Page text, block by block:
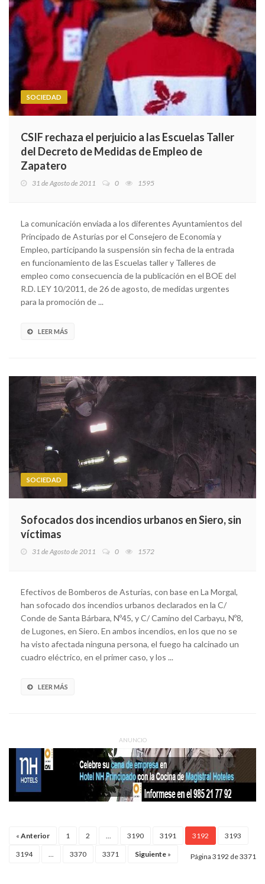
SOCIEDAD
CSIF rechaza el perjuicio a las Escuelas Taller
del Decreto de Medidas de Empleo de
Zapatero
31 de Agosto de 2011 0 1595
La comunicación enviada a los diferentes Ayuntamientos del
Principado de Asturias por el Consejero de Economía y
Empleo, participando la suspensión sin fecha de la entrada
en funcionamiento de las Escuelas taller y Talleres de
empleo como consecuencia de la publicación en el BOE del
R.D. LEY 10/2011, de 26 de agosto, de medidas urgentes
para la promoción de ...
LEER MÁS
SOCIEDAD
Sofocados dos incendios urbanos en Siero, sin
víctimas
31 de Agosto de 2011 0 1572
Efectivos de Bomberos de Asturias, con base en La Morgal,
han sofocado dos incendios urbanos declarados en la C/
Conde de Santa Bárbara, Nº45, y C/ Camino del Carbayu, Nº8,
de Lugones, en Siero. En ambos incendios, en los que no se
ha visto afectada ninguna persona, el fuego ha calcinado un
cuadro eléctrico, en el primer caso, y los ...
LEER MÁS
ANUNCIO
« Anterior 1 2 3190 3191 3192 3193
3194 3370 3371 Siguiente » Página 3192 de 3371